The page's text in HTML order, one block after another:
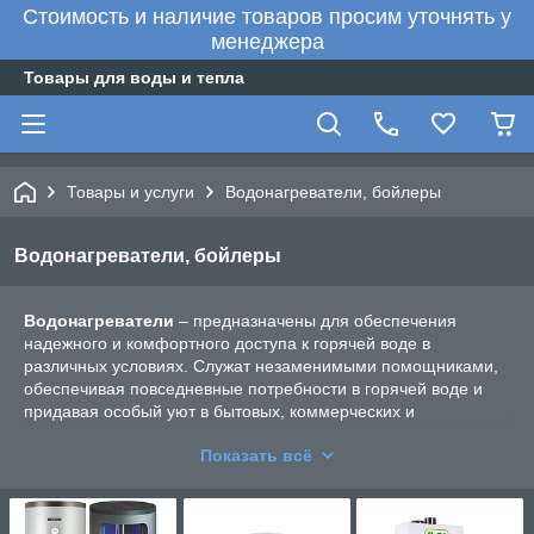
Стоимость и наличие товаров просим уточнять у
менеджера
Товары для воды и тепла
Товары и услуги Водонагреватели, бойлеры
Водонагреватели, бойлеры
Водонагреватели – предназначены для обеспечения
надежного и комфортного доступа к горячей воде в
различных условиях. Служат незаменимыми помощниками,
обеспечивая повседневные потребности в горячей воде и
придавая особый уют в бытовых, коммерческих и
почему водонагреватели являются важными и выгодными
Комфорт и удовлетворение потребностей:
Показать всё